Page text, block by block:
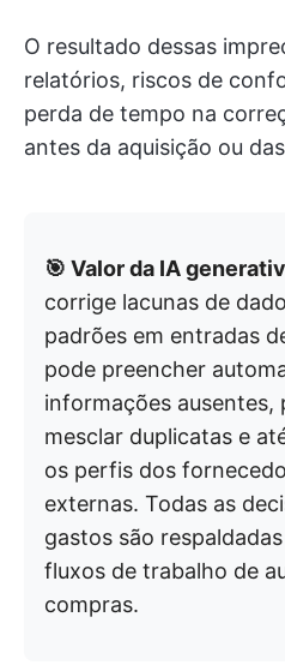
O resultado dessas
relatórios, riscos de
perda de tempo na
antes da aquisição ou
🎯 Valor da IA
corrige lacunas de
padrões em entradas
pode preencher
informações ausentes,
mesclar duplicatas e
os perfis dos
externas. Todas as
gastos são
fluxos de trabalho de
compras.